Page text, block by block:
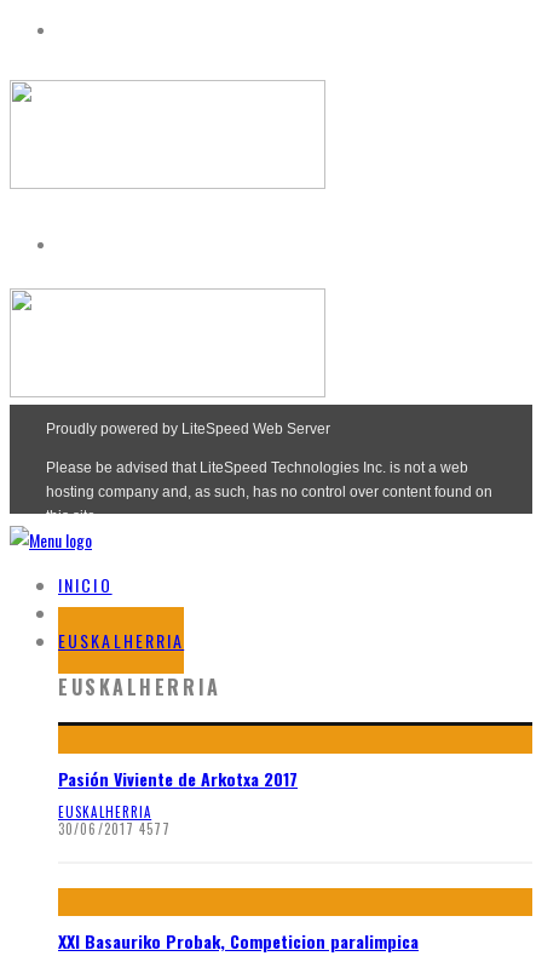
INICIO
BLOG
EUSKALHERRIA
EUSKALHERRIA
Pasión Viviente de Arkotxa 2017
EUSKALHERRIA
30/06/2017 4577
XXI Basauriko Probak, Competicion paralimpica